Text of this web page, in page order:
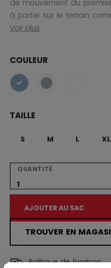
de mouvement du
à porter sur le terrain
Voir plus
COULEUR
sélectionné
TAILLE
S M L XL
QUANTITÉ
AJOUTER AU SAC
TROUVER EN
Politique de livraison